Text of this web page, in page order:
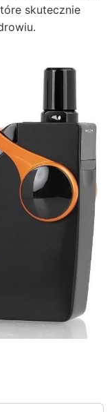
skutecznie